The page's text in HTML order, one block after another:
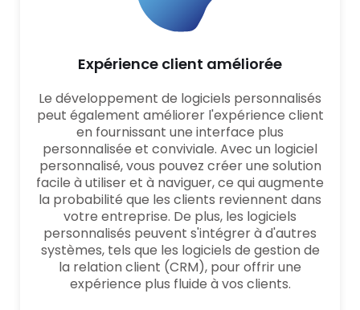
Expérience client améliorée
Le développement de logiciels personnalisés
peut également améliorer l'expérience client
en fournissant une interface plus
personnalisée et conviviale. Avec un logiciel
personnalisé, vous pouvez créer une solution
facile à utiliser et à naviguer, ce qui augmente
la probabilité que les clients reviennent dans
votre entreprise. De plus, les logiciels
personnalisés peuvent s'intégrer à d'autres
systèmes, tels que les logiciels de gestion de
la relation client (CRM), pour offrir une
expérience plus fluide à vos clients.